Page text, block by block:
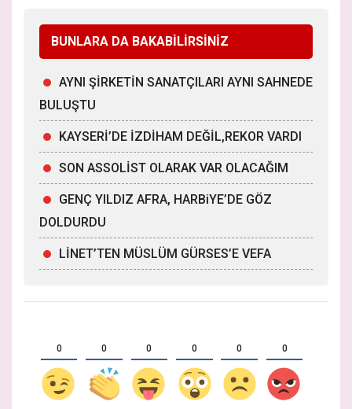
BUNLARA DA BAKABİLİRSİNİZ
AYNI ŞİRKETİN SANATÇILARI AYNI SAHNEDE
BULUŞTU
KAYSERİ’DE İZDİHAM DEĞİL,REKOR VARDI
SON ASSOLİST OLARAK VAR OLACAĞIM
GENÇ YILDIZ AFRA, HARBiYE’DE GÖZ
DOLDURDU
LİNET’TEN MÜSLÜM GÜRSES’E VEFA
0 0 0 0 0 0